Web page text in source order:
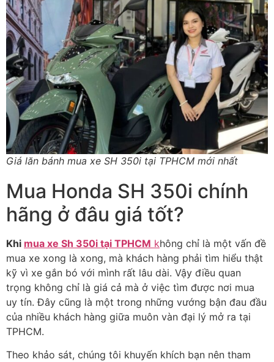
Giá lăn bánh mua xe SH 350i tại TPHCM mới nhất
Mua Honda SH 350i chính
hãng ở đâu giá tốt?
Khi mua xe Sh 350i tại TPHCM không chỉ là một vấn đề
mua xe xong là xong, mà khách hàng phải tìm hiểu thật
kỹ vì xe gắn bó với mình rất lâu dài. Vậy điều quan
trọng không chỉ là giá cả mà ở việc tìm được nơi mua
uy tín. Đây cũng là một trong những vướng bận đau đầu
của nhiều khách hàng giữa muôn vàn đại lý mở ra tại
TPHCM.
Theo khảo sát, chúng tôi khuyến khích bạn nên tham